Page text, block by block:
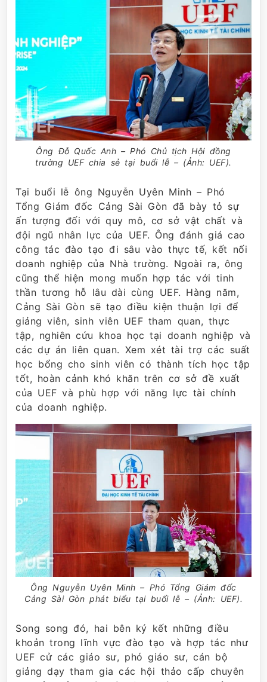
Ông Đỗ Quốc Anh – Phó Chủ tịch Hội đồng
trường UEF chia sẻ tại buổi lễ – (Ảnh: UEF).
Tại buổi lễ ông Nguyễn Uyên Minh – Phó
Tổng Giám đốc Cảng Sài Gòn đã bày tỏ sự
ấn tượng đối với quy mô, cơ sở vật chất và
đội ngũ nhân lực của UEF. Ông đánh giá cao
công tác đào tạo đi sâu vào thực tế, kết nối
doanh nghiệp của Nhà trường. Ngoài ra, ông
cũng thể hiện mong muốn hợp tác với tinh
thần tương hỗ lâu dài cùng UEF. Hàng năm,
Cảng Sài Gòn sẽ tạo điều kiện thuận lợi để
giảng viên, sinh viên UEF tham quan, thực
tập, nghiên cứu khoa học tại doanh nghiệp và
các dự án liên quan. Xem xét tài trợ các suất
học bổng cho sinh viên có thành tích học tập
tốt, hoàn cảnh khó khăn trên cơ sở đề xuất
của UEF và phù hợp với năng lực tài chính
của doanh nghiệp.
Ông Nguyễn Uyên Minh – Phó Tổng Giám đốc
Cảng Sài Gòn phát biểu tại buổi lễ – (Ảnh: UEF).
Song song đó, hai bên ký kết những điều
khoản trong lĩnh vực đào tạo và hợp tác như
UEF cử các giáo sư, phó giáo sư, cán bộ
giảng dạy tham gia các hội thảo cấp chuyên